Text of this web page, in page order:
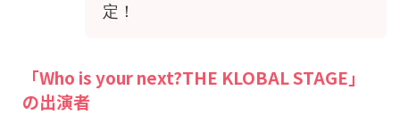
定！
「Who is your next?THE KLOBAL STAGE」
の出演者